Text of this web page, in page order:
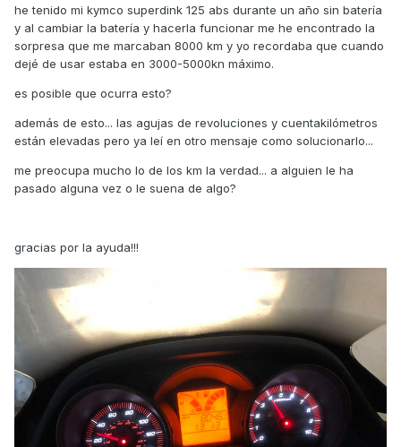
he tenido mi kymco superdink 125 abs durante un año sin batería
y al cambiar la batería y hacerla funcionar me he encontrado la
sorpresa que me marcaban 8000 km y yo recordaba que cuando
dejé de usar estaba en 3000-5000kn máximo.
es posible que ocurra esto?
además de esto... las agujas de revoluciones y cuentakilómetros
están elevadas pero ya leí en otro mensaje como solucionarlo...
me preocupa mucho lo de los km la verdad... a alguien le ha
pasado alguna vez o le suena de algo?
gracias por la ayuda!!!